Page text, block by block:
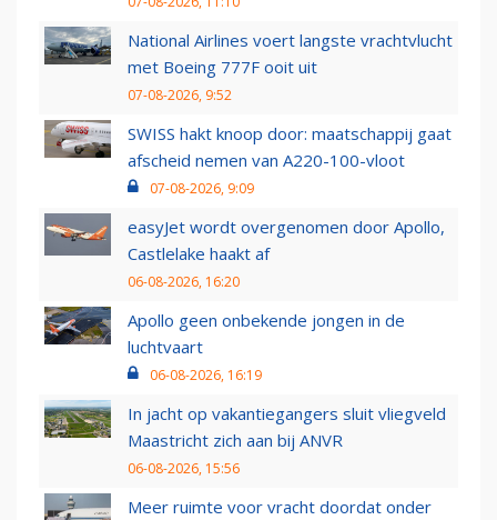
National Airlines voert langste vrachtvlucht
met Boeing 777F ooit uit
07-08-2026, 9:52
SWISS hakt knoop door: maatschappij gaat
afscheid nemen van A220-100-vloot
07-08-2026, 9:09
easyJet wordt overgenomen door Apollo,
Castlelake haakt af
06-08-2026, 16:20
Apollo geen onbekende jongen in de
luchtvaart
06-08-2026, 16:19
In jacht op vakantiegangers sluit vliegveld
Maastricht zich aan bij ANVR
06-08-2026, 15:56
Meer ruimte voor vracht doordat onder